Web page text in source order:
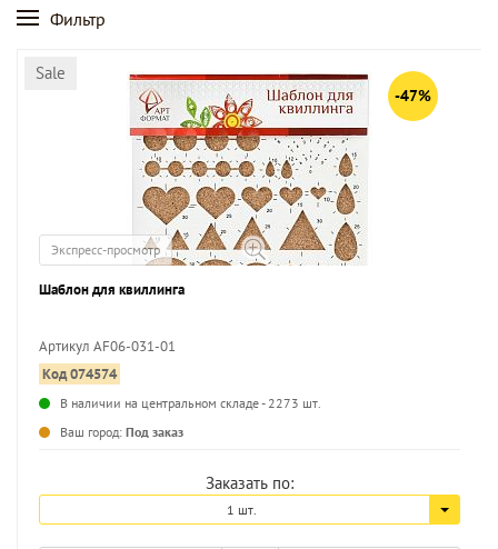
Фильтр
Sale
-47%
Экспресс-просмотр
Шаблон для квиллинга
Артикул AF06-031-01
Код 074574
В наличии на центральном складе - 2273 шт.
Ваш город: Под заказ
Заказать по:
1 шт.